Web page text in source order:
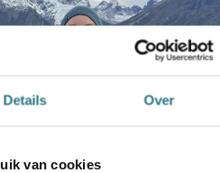
Details Over
van cookies